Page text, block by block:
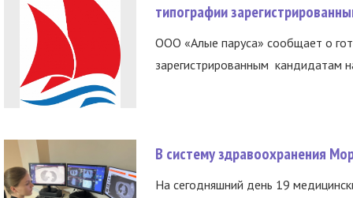
типографии
ООО «Алые паруса» сообщает о
зарегистрированным кандидатам
В систему здравоохранения
На сегодняшний день 19